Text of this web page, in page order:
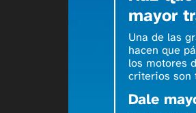
mayor
Una de las
hacen que
los motores
criterios son
Dale